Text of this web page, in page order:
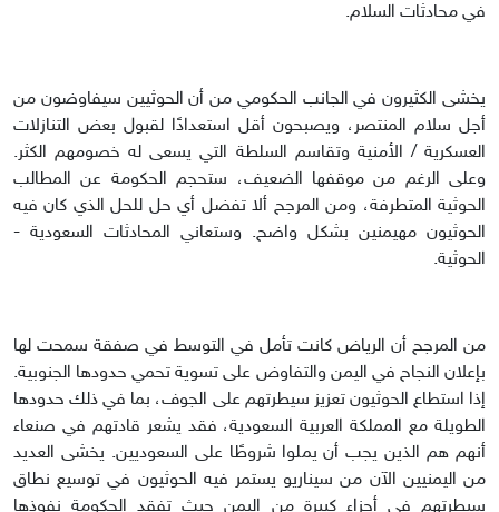
في محادثات السلام.
يخشى الكثيرون في الجانب الحكومي من أن الحوثيين سيفاوضون من
أجل سلام المنتصر، ويصبحون أقل استعدادًا لقبول بعض التنازلات
العسكرية / الأمنية وتقاسم السلطة التي يسعى له خصومهم الكثر.
وعلى الرغم من موقفها الضعيف، ستحجم الحكومة عن المطالب
الحوثية المتطرفة، ومن المرجح ألا تفضل أي حل للحل الذي كان فيه
الحوثيون مهيمنين بشكل واضح. وستعاني المحادثات السعودية -
الحوثية.
من المرجح أن الرياض كانت تأمل في التوسط في صفقة سمحت لها
بإعلان النجاح في اليمن والتفاوض على تسوية تحمي حدودها الجنوبية.
إذا استطاع الحوثيون تعزيز سيطرتهم على الجوف، بما في ذلك حدودها
الطويلة مع المملكة العربية السعودية، فقد يشعر قادتهم في صنعاء
أنهم هم الذين يجب أن يملوا شروطًا على السعوديين. يخشى العديد
من اليمنيين الآن من سيناريو يستمر فيه الحوثيون في توسيع نطاق
سيطرتهم في أجزاء كبيرة من اليمن حيث تفقد الحكومة نفوذها